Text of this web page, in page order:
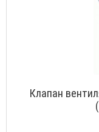
Клапан